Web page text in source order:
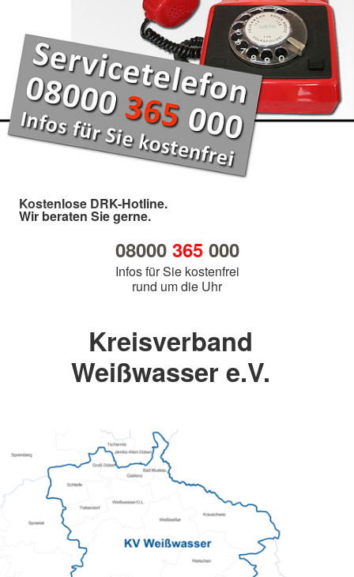
Kostenlose DRK-Hotline.
Wir beraten Sie gerne.
08000 365000
Infos für Sie kostenfrei
rund um die Uhr
Kreisverband
Weißwasser e.V.